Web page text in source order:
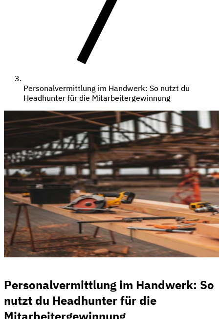
Personalvermittlung im Handwerk: So nutzt du
Headhunter für die Mitarbeitergewinnung
Personalvermittlung im Handwerk: So
nutzt du Headhunter für die